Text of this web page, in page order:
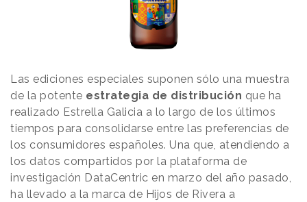
Las ediciones especiales suponen sólo una muestra
de la potente estrategia de distribución que ha
realizado Estrella Galicia a lo largo de los últimos
tiempos para consolidarse entre las preferencias de
los consumidores españoles. Una que, atendiendo a
los datos compartidos por la plataforma de
investigación DataCentric en marzo del año pasado,
ha llevado a la marca de Hijos de Rivera a